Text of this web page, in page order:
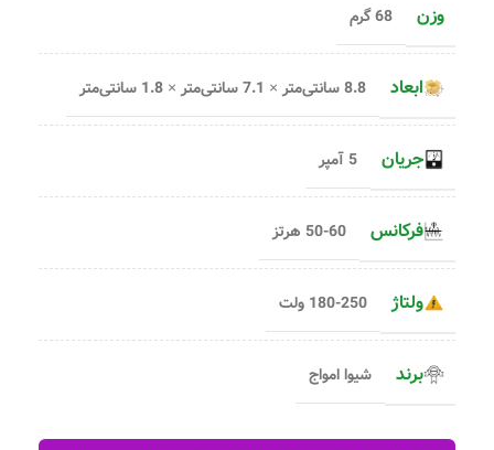
وزن 68 گرم
ابعاد 8.8 سانتی‌متر × 7.1 سانتی‌متر × 1.8 سانتی‌متر
جریان 5 آمپر
فرکانس 50-60 هرتز
ولتاژ 180-250 ولت
برند شیوا امواج